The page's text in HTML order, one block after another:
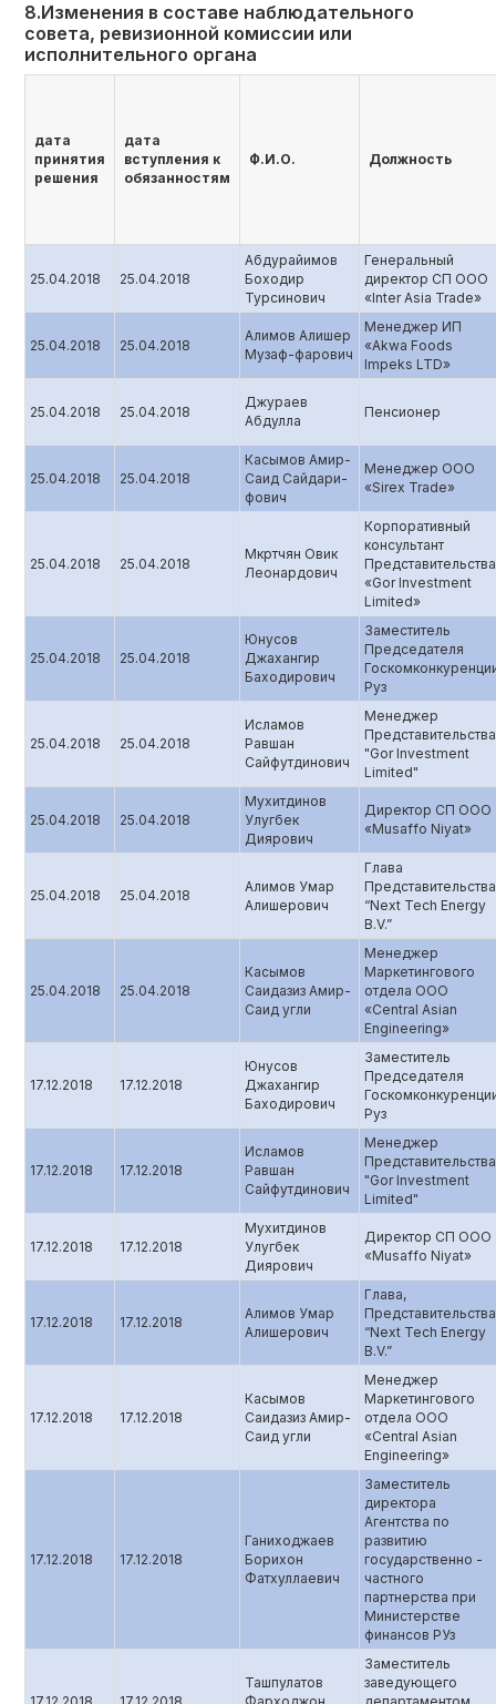
8.Изменения в составе наблюдательного
совета, ревизионной комиссии или
исполнительного органа
дата
принятия
решения
дата
вступления к
обязанностям
Ф.И.О. Должность
25.04.2018 25.04.2018
Абдурайимов
Боходир
Турсинович
Генеральный
директор СП ООО
«Inter Asia Trade»
25.04.2018 25.04.2018
Алимов Алишер
Музаф-фарович
Менеджер ИП
«Akwa Foods
Impeks LTD»
25.04.2018 25.04.2018
Джураев
Абдулла
Пенсионер
25.04.2018 25.04.2018
Касымов Амир-
Cаид Сайдари-
фович
Менеджер ООО
«Sirex Trade»
25.04.2018 25.04.2018
Мкртчян Овик
Леонардович
Корпоративный
консультант
Представительства
«Gor Investment
Limited»
25.04.2018 25.04.2018
Юнусов
Джахангир
Баходирович
Заместитель
Председателя
Руз
25.04.2018 25.04.2018
Исламов
Равшан
Сайфутдинович
Менеджер
Представительства
"Gor Investment
Limited"
25.04.2018 25.04.2018
Мухитдинов
Улугбек
Диярович
Директор СП ООО
«Musaffo Niyat»
25.04.2018 25.04.2018
Алимов Умар
Алишерович
Глава
Представительства
“Next Tech Energy
B.V.”
25.04.2018 25.04.2018
Касымов
Саидазиз Амир-
Саид угли
Менеджер
Маркетингового
отдела ООО
«Central Asian
Engineering»
17.12.2018 17.12.2018
Юнусов
Джахангир
Баходирович
Заместитель
Председателя
Руз
17.12.2018 17.12.2018
Исламов
Равшан
Сайфутдинович
Менеджер
Представительства
"Gor Investment
Limited"
17.12.2018 17.12.2018
Мухитдинов
Улугбек
Диярович
Директор СП ООО
«Musaffo Niyat»
17.12.2018 17.12.2018
Алимов Умар
Алишерович
Глава,
Представительства
“Next Tech Energy
B.V.”
17.12.2018 17.12.2018
Касымов
Саидазиз Амир-
Саид угли
Менеджер
Маркетингового
отдела ООО
«Central Asian
Engineering»
17.12.2018 17.12.2018
Ганиходжаев
Борихон
Фатхуллаевич
Заместитель
директора
Агентства по
развитию
государственно -
частного
партнерства при
Министерстве
финансов РУз
Ташпулатов
Заместитель
заведующего